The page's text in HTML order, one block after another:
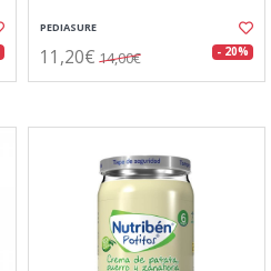
PEDIASURE
11,20€ 14,00€ - 20%